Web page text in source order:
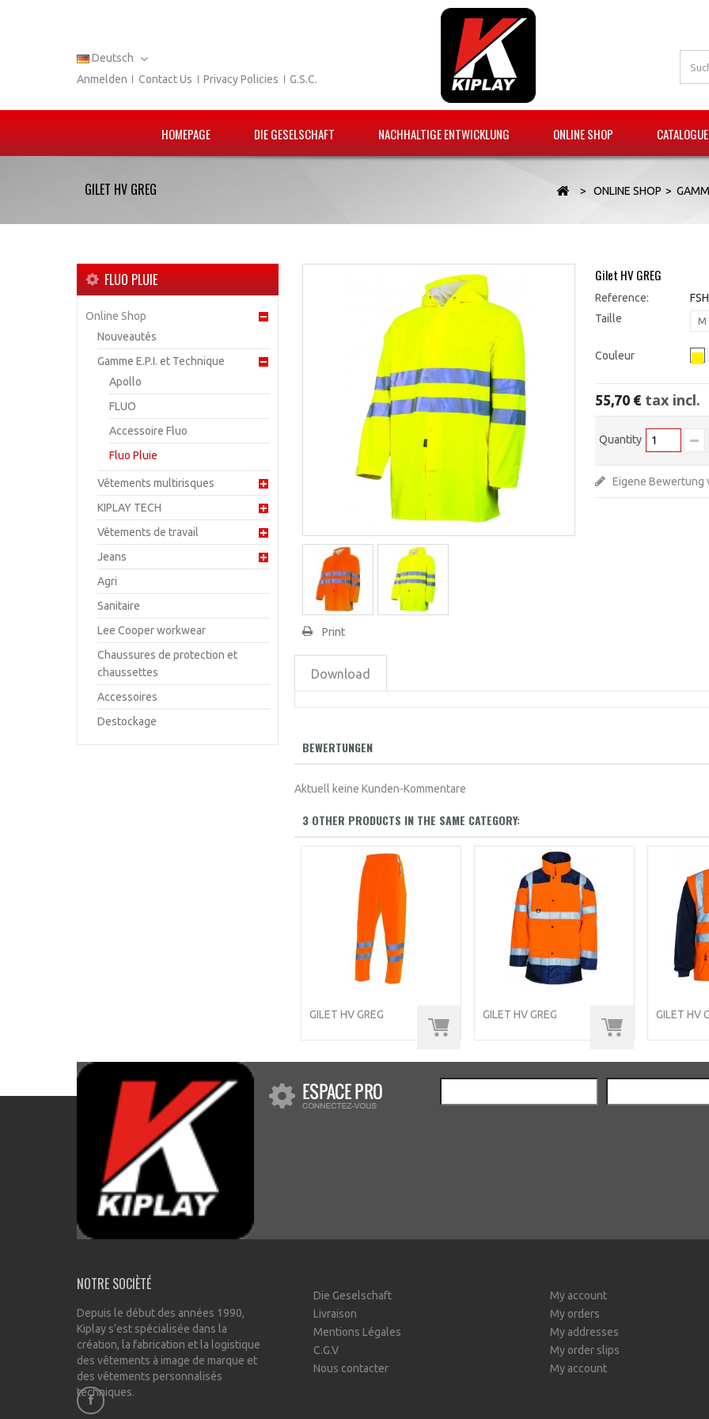
Deutsch
Anmelden
Contact Us Privacy Policies G.S.C.
HOMEPAGE DIE GESELSCHAFT NACHHALTIGE ENTWICKLUNG ONLINE SHOP
GILET HV GREG > ONLINE SHOP >
FLUO PLUIE
Online Shop
Nouveautés
Gamme E.P.I. et Technique
Apollo
FLUO
Accessoire Fluo
Fluo Pluie
Vêtements multirisques
KIPLAY TECH
Vêtements de travail
Jeans
Agri
Sanitaire
Lee Cooper workwear
Chaussures de protection et
chaussettes
Accessoires
Destockage
Print
Gilet HV GREG
Reference:
Taille
M
Couleur
55,70 €tax incl.
Quantity
Eigene Bewertung
Download
BEWERTUNGEN
Aktuell keine Kunden-Kommentare
3 OTHER PRODUCTS IN THE SAME CATEGORY:
GILET HV GREG GILET HV GREG GILET HV
NOTRE SOCIÈTÉ
Depuis le début des années 1990,
Kiplay s’est spécialisée dans la
création, la fabrication et la logistique
des vêtements à image de marque et
des vêtements personnalisés
techniques.
Die Geselschaft
Livraison
Mentions Légales
C.G.V
Nous contacter
My account
My orders
My addresses
My order slips
My account